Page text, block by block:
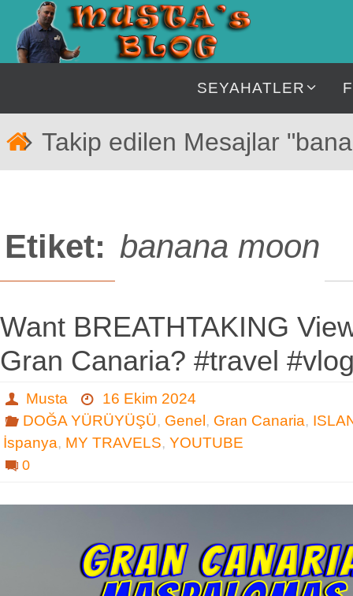
İçeriğe
geç
SEYAHATLER
Takip edilen Mesajlar
Etiket: banana moon
Want BREATHTAKING
Gran Canaria? #travel
Musta
16 Ekim 2024
DOĞA YÜRÜYÜŞÜ, Genel , Gran Canaria,
İspanya, MY TRAVELS, YOUTUBE
0